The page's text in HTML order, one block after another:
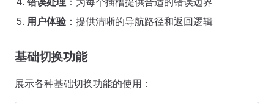
用户体验 ：提供清晰的导航路径和返回逻辑
基础切换功能
展示各种基础切换功能的使用：